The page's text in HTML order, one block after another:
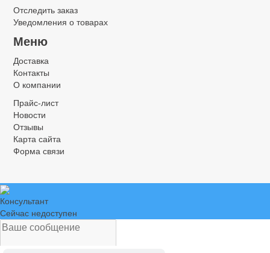
Отследить заказ
Уведомления о товарах
Меню
Доставка
Контакты
О компании
Прайс-лист
Новости
Отзывы
Карта сайта
Форма связи
Консультант
Сейчас недоступен